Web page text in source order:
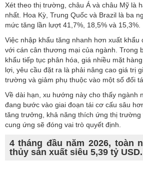
Xét theo thị trường, châu Á và châu Mỹ là
nhất. Hoa Kỳ, Trung Quốc và Brazil là ba
mức tăng lần lượt 41,7%, 18,5% và 15,3%.
Việc nhập khẩu tăng nhanh hơn xuất khẩu
với cán cân thương mại của ngành. Trong
khẩu tiếp tục phân hóa, giá nhiều mặt
lợi, yêu cầu đặt ra là phải nâng cao giá trị
trường và giảm phụ thuộc vào một số đối
Về dài hạn, xu hướng này cho thấy ngành
đang bước vào giai đoạn tái cơ cấu sâu
tăng trưởng, khả năng thích ứng thị trường
cung ứng sẽ đóng vai trò quyết định.
4 tháng đầu năm 2026, toàn
thủy sản xuất siêu 5,39 tỷ USD.